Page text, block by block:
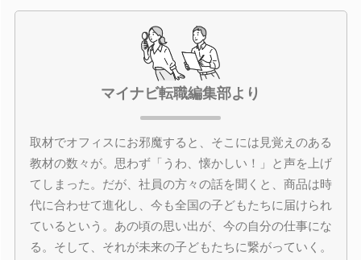
マイナビ転職編集部より
取材でオフィスにお邪魔すると、そこには見覚えのある
教材の数々が。思わず「うわ、懐かしい！」と声を上げ
てしまった。だが、社員の方々の話を聞くと、商品は時
代に合わせて進化し、今も全国の子どもたちに届けられ
ているという。あの頃の思い出が、今の自分の仕事にな
る。そして、それが未来の子どもたちに繋がっていく。